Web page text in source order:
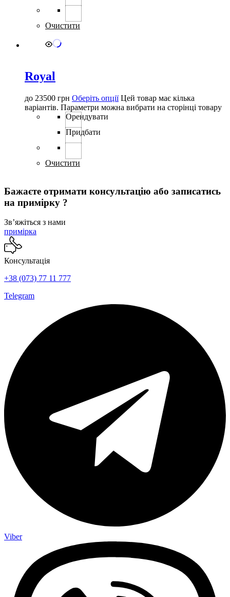
Очистити
Royal
до 23500 грн Оберіть опції Цей товар має кілька
варіантів. Параметри можна вибрати на сторінці товару
Орендувати
Придбати
Очистити
Бажаєте отримати консультацію або записатись
на примірку ?
Звʼяжіться з нами
примірка
Консультація
+38 (073) 77 11 777
Telegram
Viber